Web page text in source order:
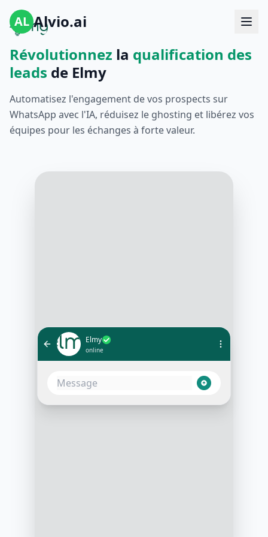
AL Alvio.ai
Révolutionnez la qualification des
leads de Elmy
Automatisez l'engagement de vos prospects sur
WhatsApp avec l'IA, réduisez le ghosting et libérez vos
équipes pour les échanges à forte valeur.
Elmy
online
Bonjour ! Merci d'avoir rempli notre
formulaire de souscription sur
elmy.fr. Je suis Alvio, l'assistant